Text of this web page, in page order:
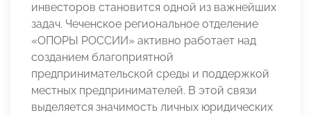
инвесторов становится одной из важнейших
задач. Чеченское региональное отделение
«ОПОРЫ РОССИИ» активно работает над
созданием благоприятной
предпринимательской среды и поддержкой
местных предпринимателей. В этой связи
выделяется значимость личных юридических